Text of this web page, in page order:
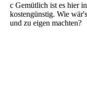
c Gemütlich ist es hier
kostengünstig. Wie
und zu eigen machten?